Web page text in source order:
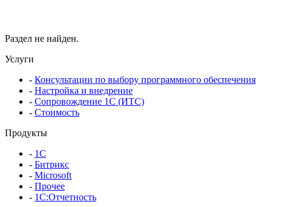
Раздел не найден.
Услуги
- Консультации по выбору программного обеспечения
- Настройка и внедрение
- Сопровождение 1С (ИТС)
- Стоимость
Продукты
- 1С
- Битрикс
- Microsoft
- Прочее
- 1С:Отчетность